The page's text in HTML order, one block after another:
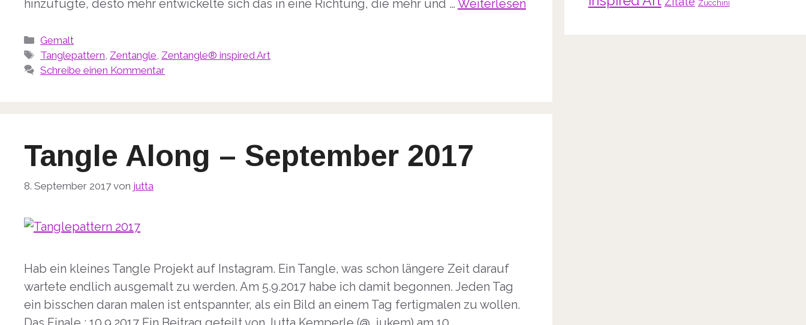
hinzufügte, desto mehr entwickelte sich das in eine Richtung, die mehr und … Weiterlesen
Kategorien
Gemalt
Schlagwörter
Tanglepattern Zentangle Zentangle® inspired Art
Schreibe einen Kommentar
Tangle Along – September 2017
8. September 2017 von jutta
Hab ein kleines Tangle Projekt auf Instagram. Ein Tangle, was schon längere Zeit darauf
wartete endlich ausgemalt zu werden. Am 5.9.2017 habe ich damit begonnen. Jeden Tag
ein bisschen daran malen ist entspannter, als ein Bild an einem Tag fertigmalen zu wollen.
Zucchini